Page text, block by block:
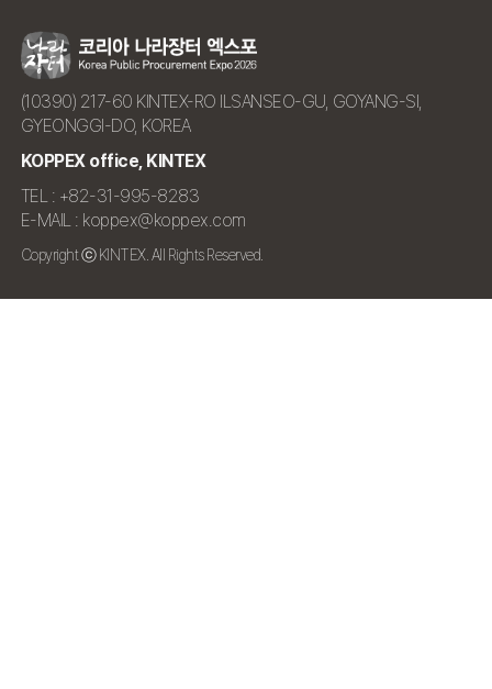
(10390) 217-60 KINTEX-RO ILSANSEO-GU, GOYANG-SI,
GYEONGGI-DO, KOREA
KOPPEX office, KINTEX
TEL : +82-31-995-8283
E-MAIL : koppex@koppex.com
Copyright ⓒ KINTEX. All Rights Reserved.